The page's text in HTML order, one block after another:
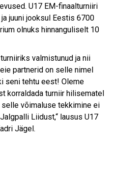
U17 EM-finaalturniiri
juuni jooksul Eestis 6700
olnuks hinnanguliselt 10
valmistunud ja nii
partnerid on selle nimel
seni tehtu eest! Oleme
korraldada turniir hilisematel
võimaluse tekkimine ei
Liidust,“ lausus U17
Jägel.